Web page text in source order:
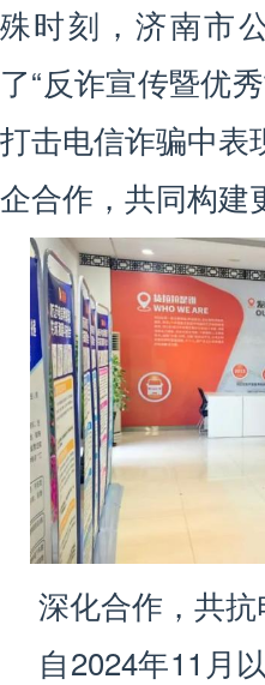
殊时刻，济南市
了“反诈宣传暨优
打击电信诈骗中表
企合作，共同构建
深化合作，共抗
自2024年11月